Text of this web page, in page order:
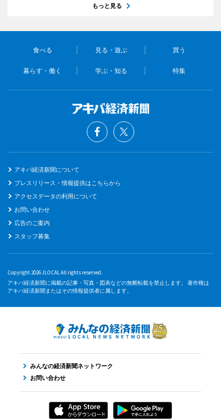
もっと見る
食べる 見る・遊ぶ 買う
暮らす・働く 学ぶ・知る 特集
アキバ経済新聞について
プレスリリース・情報提供はこちらから
アクセスデータの利用について
お問い合わせ
広告のご案内
スタッフ募集
Copyright 2026 JLOCAL All rights reserved.
アキバ経済新聞に掲載の記事・写真・図表などの無断転載を禁止します。 著作権は
アキバ経済新聞またはその情報提供者に属します。
みんなの経済新聞ネットワーク
お問い合わせ